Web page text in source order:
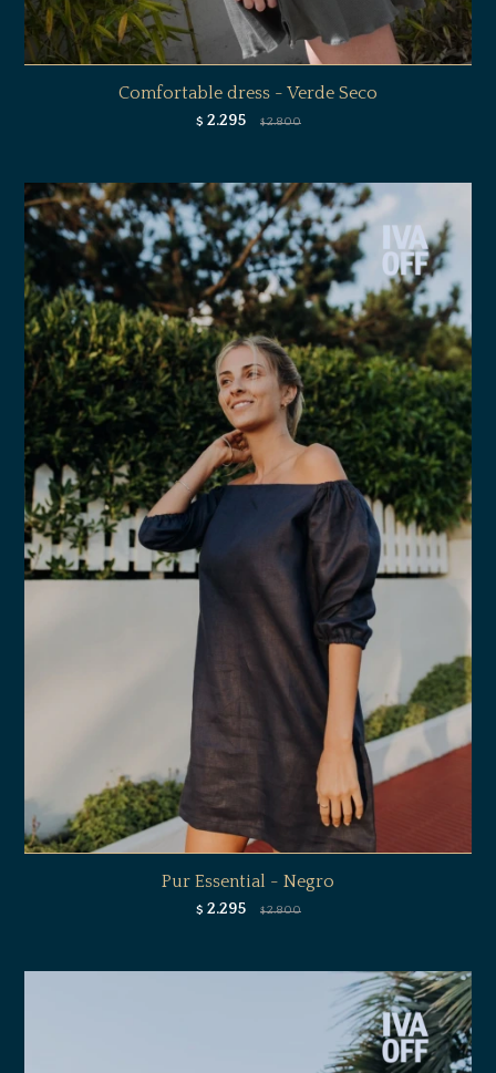
Comfortable dress - Verde Seco
$ 2.295 $ 2.800
Pur Essential - Negro
$ 2.295 $ 2.800